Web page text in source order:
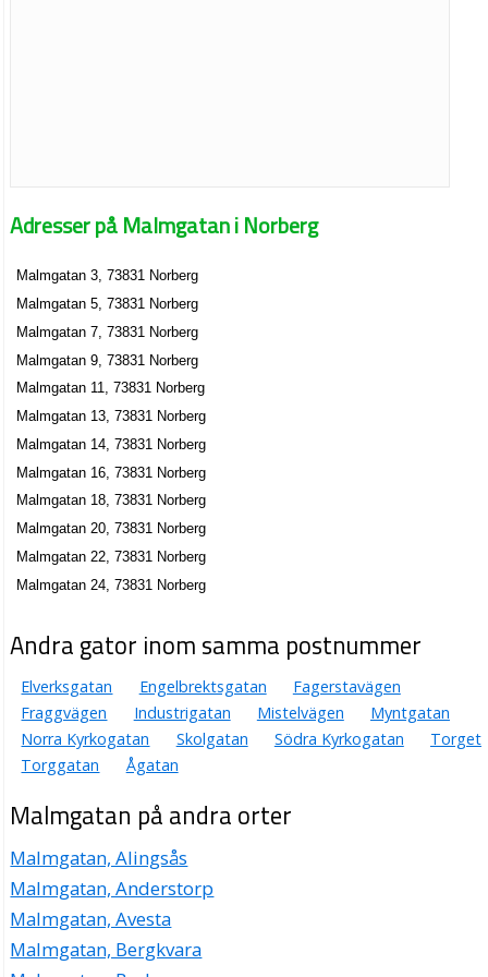
Adresser på Malmgatan i Norberg
Malmgatan 3, 73831 Norberg
Malmgatan 5, 73831 Norberg
Malmgatan 7, 73831 Norberg
Malmgatan 9, 73831 Norberg
Malmgatan 11, 73831 Norberg
Malmgatan 13, 73831 Norberg
Malmgatan 14, 73831 Norberg
Malmgatan 16, 73831 Norberg
Malmgatan 18, 73831 Norberg
Malmgatan 20, 73831 Norberg
Malmgatan 22, 73831 Norberg
Malmgatan 24, 73831 Norberg
Andra gator inom samma postnummer
Elverksgatan Engelbrektsgatan
Fagerstavägen
Fraggvägen
Industrigatan Mistelvägen
Myntgatan
Norra Kyrkogatan
Skolgatan Södra Kyrkogatan
Torget
Torggatan
Ågatan
Malmgatan på andra orter
Malmgatan, Alingsås
Malmgatan, Anderstorp
Malmgatan, Avesta
Malmgatan, Bergkvara